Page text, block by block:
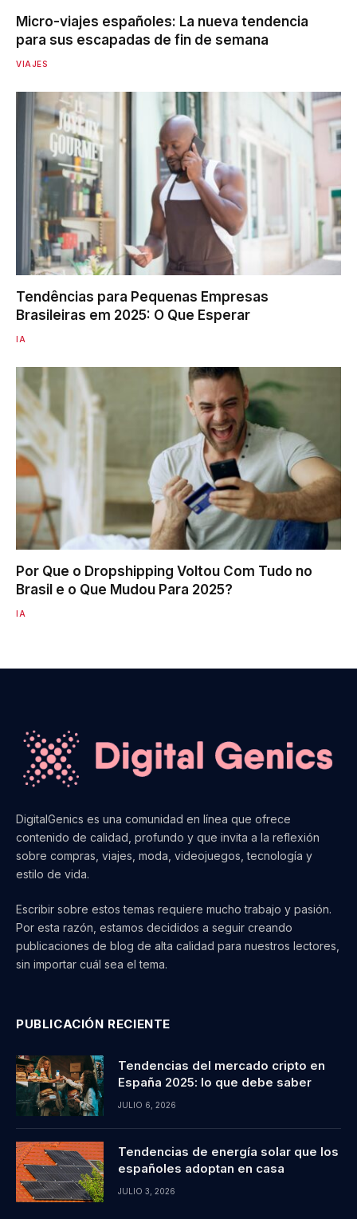
Micro-viajes españoles: La nueva tendencia
para sus escapadas de fin de semana
VIAJES
Tendências para Pequenas Empresas
Brasileiras em 2025: O Que Esperar
IA
Por Que o Dropshipping Voltou Com Tudo no
Brasil e o Que Mudou Para 2025?
IA
DigitalGenics es una comunidad en línea que ofrece
contenido de calidad, profundo y que invita a la reflexión
sobre compras, viajes, moda, videojuegos, tecnología y
estilo de vida.
Escribir sobre estos temas requiere mucho trabajo y pasión.
Por esta razón, estamos decididos a seguir creando
publicaciones de blog de alta calidad para nuestros lectores,
sin importar cuál sea el tema.
PUBLICACIÓN RECIENTE
Tendencias del mercado cripto en
España 2025: lo que debe saber
JULIO 6, 2026
Tendencias de energía solar que los
españoles adoptan en casa
JULIO 3, 2026